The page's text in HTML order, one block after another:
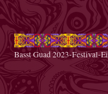
Basst Guad 2023-Festival-